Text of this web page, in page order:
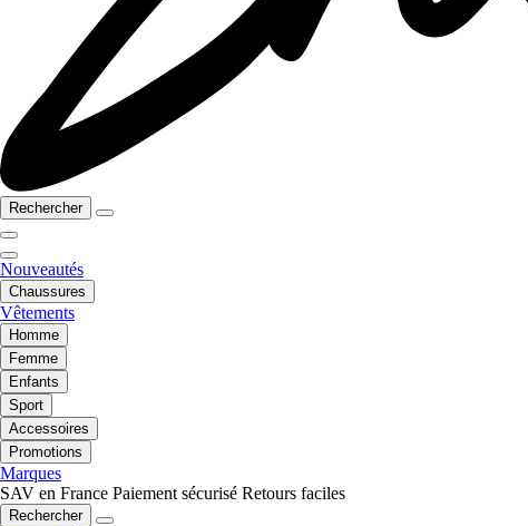
Rechercher
Nouveautés
Chaussures
Vêtements
Homme
Femme
Enfants
Sport
Accessoires
Promotions
Marques
SAV en France Paiement sécurisé Retours faciles
Rechercher